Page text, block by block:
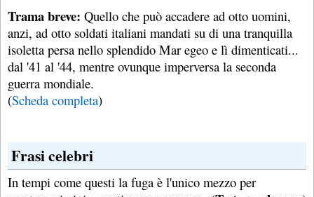
Trama breve: Quello che può accadere ad otto uomini,
anzi, ad otto soldati italiani mandati su di una tranquilla
isoletta persa nello splendido Mar egeo e lì dimenticati...
dal '41 al '44, mentre ovunque imperversa la seconda
guerra mondiale.
(Scheda completa)
Frasi celebri
In tempi come questi la fuga è l'unico mezzo per